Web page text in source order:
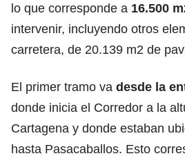
lo que corresponde a 16.500
intervenir, incluyendo otros
carretera, de 20.139 m2 de
El primer tramo va desde la
donde inicia el Corredor a la
Cartagena y donde estaban
hasta Pasacaballos. Esto